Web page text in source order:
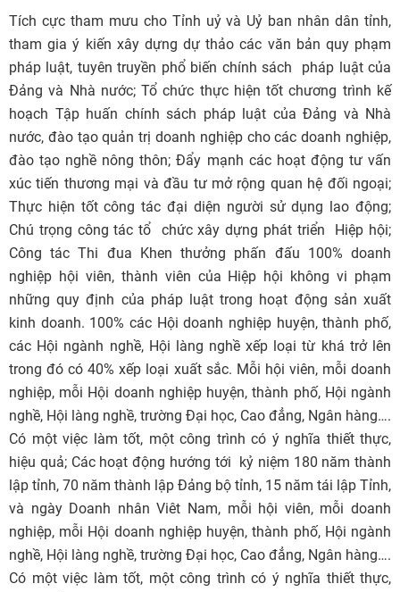
Tích cực tham mưu cho Tỉnh uỷ và Uỷ ban nhân dân tỉnh,
tham gia ý kiến xây dựng dự thảo các văn bản quy phạm
pháp luật, tuyên truyền phổ biến chính sách pháp luật của
Đảng và Nhà nước; Tổ chức thực hiện tốt chương trình kế
hoạch Tập huấn chính sách pháp luật của Đảng và Nhà
nước, đào tạo quản trị doanh nghiệp cho các doanh nghiệp,
đào tạo nghề nông thôn; Đẩy mạnh các hoạt động tư vấn
xúc tiến thương mại và đầu tư mở rộng quan hệ đối ngoại;
Thực hiện tốt công tác đại diện người sử dụng lao động;
Chú trọng công tác tổ chức xây dựng phát triển Hiệp hội;
Công tác Thi đua Khen thưởng phấn đấu 100% doanh
nghiệp hội viên, thành viên của Hiệp hội không vi phạm
những quy định của pháp luật trong hoạt động sản xuất
kinh doanh. 100% các Hội doanh nghiệp huyện, thành phố,
các Hội ngành nghề, Hội làng nghề xếp loại từ khá trở lên
trong đó có 40% xếp loại xuất sắc. Mỗi hội viên, mỗi doanh
nghiệp, mỗi Hội doanh nghiệp huyện, thành phố, Hội ngành
nghề, Hội làng nghề, trường Đại học, Cao đẳng, Ngân hàng….
Có một việc làm tốt, một công trình có ý nghĩa thiết thực,
hiệu quả; Các hoạt động hướng tới kỷ niệm 180 năm thành
lập tỉnh, 70 năm thành lập Đảng bộ tỉnh, 15 năm tái lập Tỉnh,
và ngày Doanh nhân Viêt Nam, mỗi hội viên, mỗi doanh
nghiệp, mỗi Hội doanh nghiệp huyện, thành phố, Hội ngành
nghề, Hội làng nghề, trường Đại học, Cao đẳng, Ngân hàng….
Có một việc làm tốt, một công trình có ý nghĩa thiết thực,